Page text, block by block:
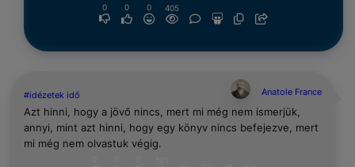
0 0 0 405
#idézetek idő Anatole France
Azt hinni, hogy a jövő nincs, mert mi még nem ismerjük,
annyi, mint azt hinni, hogy egy könyv nincs befejezve, mert
mi még nem olvastuk végig.